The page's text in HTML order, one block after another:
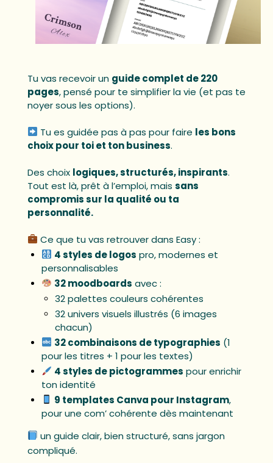
Tu vas recevoir un guide complet de 220
pages, pensé pour te simplifier la vie (et pas te
noyer sous les options).
Tu es guidée pas à pas pour faire les bons
choix pour toi et ton business.
Des choix logiques, structurés, inspirants.
Tout est là, prêt à l’emploi, mais sans
compromis sur la qualité ou ta
personnalité.
Ce que tu vas retrouver dans Easy :
4 styles de logos pro, modernes et
personnalisables
32 moodboards avec :
32 palettes couleurs cohérentes
32 univers visuels illustrés (6 images
chacun)
32 combinaisons de typographies (1
pour les titres + 1 pour les textes)
4 styles de pictogrammes pour enrichir
ton identité
9 templates Canva pour Instagram,
pour une com’ cohérente dès maintenant
un guide clair, bien structuré, sans jargon
compliqué.